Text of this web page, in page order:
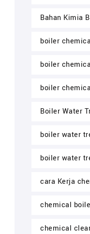
Bahan Kimia
boiler
boiler
boiler
Boiler Water
boiler water
boiler water
cara Kerja
chemical
chemical